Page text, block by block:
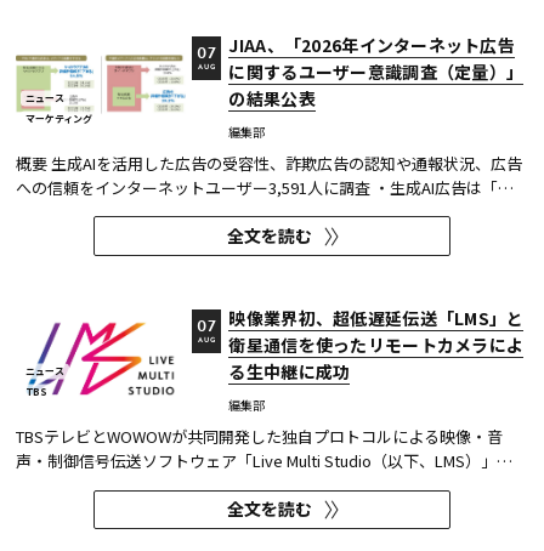
ニュース
マーケティング
JIAA、「2026年インターネット広告
に関するユーザー意識調査（定量）」
の結果公表
編集部
07
AUG
概要 生成AIを活用した広告の受容性、詐欺広告の認知や通報状況、広告
への信頼をインターネットユーザー3,591人に調査 ・生成AI広告は「条
件が整えば活用してよい」が52.0%。AI活用の明示や権利処理など、透
明性への配慮が受容の前提になる。 ・詐欺広告は各タイプとも70％の認
知があり、過去1年以内の接触経験は10～20％台。一方、通報経...
全文を読む
ニュース
TBS
映像業界初、超低遅延伝送「LMS」と
衛星通信を使ったリモートカメラによ
る生中継に成功
編集部
07
AUG
TBSテレビとWOWOWが共同開発した独自プロトコルによる映像・音
声・制御信号伝送ソフトウェア「Live Multi Studio（以下、LMS）」
が、JCOM株式会社（以下、J:COM）の生中継の特別番組に採用され
た。2026年6月16日にJ:COMが放送した『北海道神宮例祭 神輿渡御』に
おいて、J:COMチャンネル（※1）、地域情報アプリ「ど・ろーかる」
全文を読む